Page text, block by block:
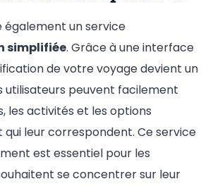
un service
simplifiée. Grâce à une interface
de votre voyage devient un
utilisateurs peuvent facilement
les activités et les options
qui leur correspondent. Ce service
est essentiel pour les
se concentrer sur leur